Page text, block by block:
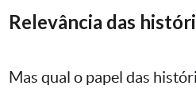
Relevância das
Mas qual o papel das